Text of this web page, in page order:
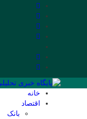
خانه
اقتصاد
بانک